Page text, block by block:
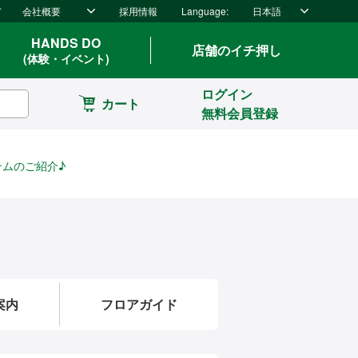
会社概要 採用情報 Language: 日本語
HANDS DO
(体験・イベント) 店舗のイチ押し
カート
ログイン
無料会員登録
のご紹介♪
内 フロアガイド